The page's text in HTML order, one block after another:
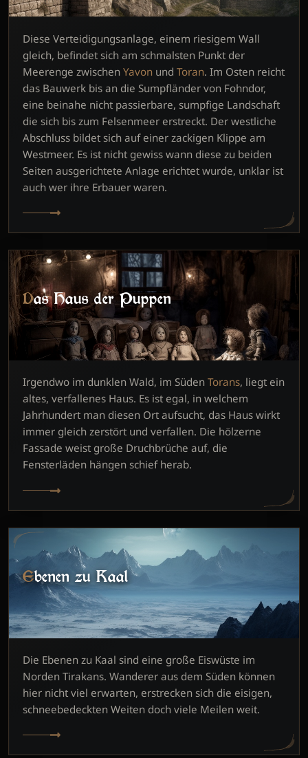
Diese Verteidigungsanlage, einem riesigem Wall
gleich, befindet sich am schmalsten Punkt der
Meerenge zwischen Yavon und Toran. Im Osten reicht
das Bauwerk bis an die Sumpfländer von Fohndor,
eine beinahe nicht passierbare, sumpfige Landschaft
die sich bis zum Felsenmeer erstreckt. Der westliche
Abschluss bildet sich auf einer zackigen Klippe am
Westmeer. Es ist nicht gewiss wann diese zu beiden
Seiten ausgerichtete Anlage erichtet wurde, unklar ist
auch wer ihre Erbauer waren.
Das Haus der Puppen
Irgendwo im dunklen Wald, im Süden Torans, liegt ein
altes, verfallenes Haus. Es ist egal, in welchem
Jahrhundert man diesen Ort aufsucht, das Haus wirkt
immer gleich zerstört und verfallen. Die hölzerne
Fassade weist große Druchbrüche auf, die
Fensterläden hängen schief herab.
Ebenen zu Kaal
Die Ebenen zu Kaal sind eine große Eiswüste im
Norden Tirakans. Wanderer aus dem Süden können
hier nicht viel erwarten, erstrecken sich die eisigen,
schneebedeckten Weiten doch viele Meilen weit.